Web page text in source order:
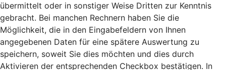
übermittelt oder in sonstiger Weise Dritten zur Kenntnis
gebracht. Bei manchen Rechnern haben Sie die
Möglichkeit, die in den Eingabefeldern von Ihnen
angegebenen Daten für eine spätere Auswertung zu
speichern, soweit Sie dies möchten und dies durch
Aktivieren der entsprechenden Checkbox bestätigen. In